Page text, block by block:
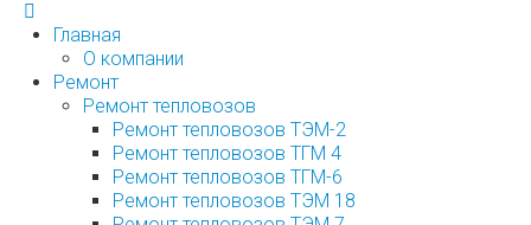
Главная
О компании
Ремонт
Ремонт тепловозов
Ремонт тепловозов ТЭМ-2
Ремонт тепловозов ТГМ 4
Ремонт тепловозов ТГМ-6
Ремонт тепловозов ТЭМ 18